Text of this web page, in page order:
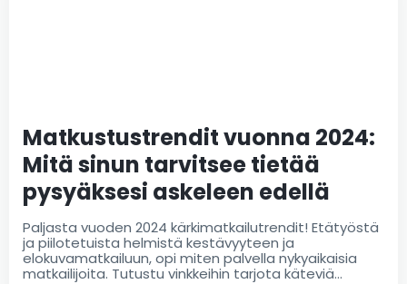
Matkustustrendit vuonna 2024:
Mitä sinun tarvitsee tietää
pysyäksesi askeleen edellä
Paljasta vuoden 2024 kärkimatkailutrendit! Etätyöstä
ja piilotetuista helmistä kestävyyteen ja
elokuvamatkailuun, opi miten palvella nykyaikaisia
matkailijoita. Tutustu vinkkeihin tarjota käteviä